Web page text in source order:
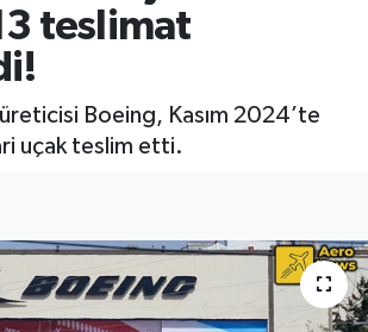
teslimat
Boeing, Kasım 2024’te
uçak teslim etti.